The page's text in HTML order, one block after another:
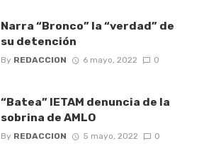
Narra “Bronco” la “verdad” de
su detención
By REDACCION 6 mayo, 2022 0
“Batea” IETAM denuncia de la
sobrina de AMLO
By REDACCION 5 mayo, 2022 0